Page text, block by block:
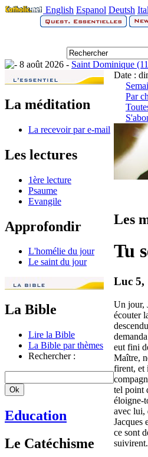
English Espanol Deutsh
8 août 2026 - Saint Dominique
La méditation
La recevoir par e-mail
Les lectures
1ère lecture
Psaume
Evangile
Approfondir
L'homélie du jour
Le saint du jour
La Bible
Lire la Bible
La Bible par thèmes
Rechercher :
Education
Le Catéchisme
Date :
Par
Les
Tu
Luc 5,
Un jour,
écouter
eut fini
Maître,
firent, et
tel point
éloigne-
avec lui,
Jacques
ce sont
suivirent.